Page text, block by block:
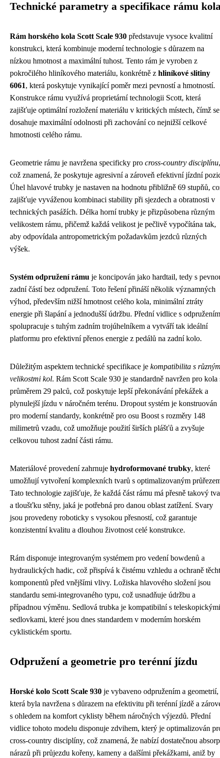
Technické parametry a specifikace rámu
Rám horského kola Scott Scale 930 představuje vysoce kvalitní
konstrukci, která kombinuje moderní technologie s důrazem na
nízkou hmotnost a maximální tuhost. Tento rám je vyroben z
pokročilého hliníkového materiálu, konkrétně z hliníkové slitiny
6061, která poskytuje vynikající poměr mezi pevností a hmotností.
Konstrukce rámu využívá proprietární technologii Scott, která
zajišťuje optimální rozložení materiálu v kritických místech, čímž se
dosahuje maximální odolnosti při zachování co nejnižší celkové
hmotnosti celého rámu.
Geometrie rámu je navržena specificky pro cross-country disciplínu,
což znamená, že poskytuje agresivní a zároveň efektivní jízdní
Úhel hlavové trubky je nastaven na hodnotu přibližně 69 stupňů,
zajišťuje vyváženou kombinaci stability při sjezdech a obratnosti v
technických pasážích. Délka horní trubky je přizpůsobena různým
velikostem rámu, přičemž každá velikost je pečlivě vypočítána tak,
aby odpovídala antropometrickým požadavkům jezdců různých
výšek.
Systém odpružení rámu je koncipován jako hardtail, tedy s
zadní částí bez odpružení. Toto řešení přináší několik významných
výhod, především nižší hmotnost celého kola, minimální ztráty
energie při šlapání a jednodušší údržbu. Přední vidlice s odpružením
spolupracuje s tuhým zadním trojúhelníkem a vytváří tak ideální
platformu pro efektivní přenos energie z pedálů na zadní kolo.
Důležitým aspektem technické specifikace je kompatibilita s
velikostmi kol. Rám Scott Scale 930 je standardně navržen pro kola
průměrem 29 palců, což poskytuje lepší překonávání překážek a
plynulejší jízdu v náročném terénu. Dropout systém je konstruován
pro moderní standardy, konkrétně pro osu Boost s rozměry 148
milimetrů vzadu, což umožňuje použití širších plášťů a zvyšuje
celkovou tuhost zadní části rámu.
Materiálové provedení zahrnuje hydroformované trubky, které
umožňují vytvoření komplexních tvarů s optimalizovaným
Tato technologie zajišťuje, že každá část rámu má přesně takový
a tloušťku stěny, jaká je potřebná pro danou oblast zatížení. Svary
jsou provedeny roboticky s vysokou přesností, což garantuje
konzistentní kvalitu a dlouhou životnost celé konstrukce.
Rám disponuje integrovaným systémem pro vedení bowdenů a
hydraulických hadic, což přispívá k čistému vzhledu a ochraně
komponentů před vnějšími vlivy. Ložiska hlavového složení jsou
standardu semi-integrovaného typu, což usnadňuje údržbu a
případnou výměnu. Sedlová trubka je kompatibilní s teleskopickými
sedlovkami, které jsou dnes standardem v moderním horském
cyklistickém sportu.
Odpružení a geometrie pro terénní jízdu
Horské kolo Scott Scale 930 je vybaveno odpružením a geometrií,
která byla navržena s důrazem na efektivitu při terénní jízdě a
s ohledem na komfort cyklisty během náročných výjezdů. Přední
vidlice tohoto modelu disponuje zdvihem, který je optimalizován
cross-country disciplíny, což znamená, že nabízí dostatečnou
nárazů při průjezdu kořeny, kameny a dalšími překážkami, aniž by